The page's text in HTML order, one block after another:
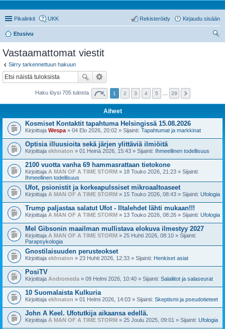
Pikalinkit UKK Kirjaudu sisään
Rekisteröidy
Etusivu
Vastaamattomat viestit
Siirry tarkennettuun hakuun
Haku löysi 705 tulosta 1 2 3 4 5 29
Aiheet
Kosmiset Kontaktit tapahtuma Helsingissä 15.08.2026
Kirjoittaja Wespa » 04 Elo 2026, 20:02 » Sijainti: Tapahtumat ja markkinat
Optisia illuusioita sekä järjen ylittäviä ilmiöitä
Kirjoittaja ekhnaton » 01 Heinä 2026, 15:43 » Sijainti: Ihmeellinen todellisuus
2100 vuotta vanha 69 hammasrattaan tietokone
Kirjoittaja A MAN OF A TIME STORM » 18 Touko 2026, 21:23 » Sijainti:
Ihmeellinen todellisuus
Ufot, psionistit ja korkeapulssiset mikroaaltoaseet
Kirjoittaja A MAN OF A TIME STORM » 15 Touko 2026, 08:43 » Sijainti: Ufologia
Trump paljastaa salatut Ufot - Iltalehdet lähti mukaan!!!
Kirjoittaja A MAN OF A TIME STORM » 13 Touko 2026, 08:26 » Sijainti: Ufologia
Mel Gibsonin maailman mullistava elokuva ilmestyy 2027
Kirjoittaja A MAN OF A TIME STORM » 25 Huhti 2026, 08:10 » Sijainti:
Parapsykologia
Gnostilaisuuden perusteokset
Kirjoittaja ekhnaton » 23 Huhti 2026, 12:33 » Sijainti: Henkiset asiat
PosiTV
Kirjoittaja Andromeda » 09 Helmi 2026, 10:40 » Sijainti: Salaliitot ja salaseurat
10 Suomalaista Kulkuria
Kirjoittaja ekhnaton » 01 Helmi 2026, 14:03 » Sijainti: Skeptismi ja pseudotieteet
John A Keel. Ufotutkija aikaansa edellä.
Kirjoittaja A MAN OF A TIME STORM » 25 Joulu 2025, 09:01 » Sijainti: Ufologia